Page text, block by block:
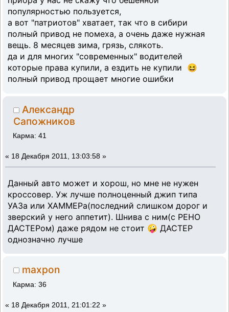
популярностью пользуется,
а вот "патриотов" хватает, так что в сибири
полный привод не помеха, а очень даже нужная
вещь. 8 месяцев зима, грязь, слякоть.
да и для многих "современных" водителей
которые права купили, а ездить не купили 😆
полный привод прощает многие ошибки
Александр
Сапожников
Карма: 41
« 18 Декабря 2011, 13:03:58 »
Данный авто может и хорош, но мне не нужен
кроссовер. Уж лучше полноценный джип типа
УАЗа или ХАММЕРа(последний слишком дорог и
зверский у него аппетит). Шнива с ним(с РЕНО
ДАСТЕРом) даже рядом не стоит 🤪 ДАСТЕР
однозначно лучше
maxpon
Карма: 36
« 18 Декабря 2011, 21:01:22 »